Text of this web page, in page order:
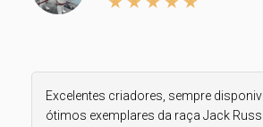
Excelentes criadores, sempre
ótimos exemplares da raça Jack